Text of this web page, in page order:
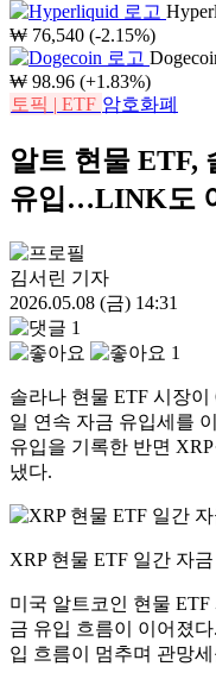
₩ 76,540 (-2.15%)
₩ 98.96 (+1.83%)
토픽 | ETF 암호화폐
알트 현물 ETF,
유입…LINK도
김서린 기자
2026.05.08 (금) 14:31
1
1
솔라나 현물 ETF 시장
일 연속 자금 유입세를
유입을 기록한 반면
냈다.
XRP 현물 ETF 일간 자
미국 알트코인 현물
금 유입 흐름이 이어졌
입 흐름이 멈추며 관망